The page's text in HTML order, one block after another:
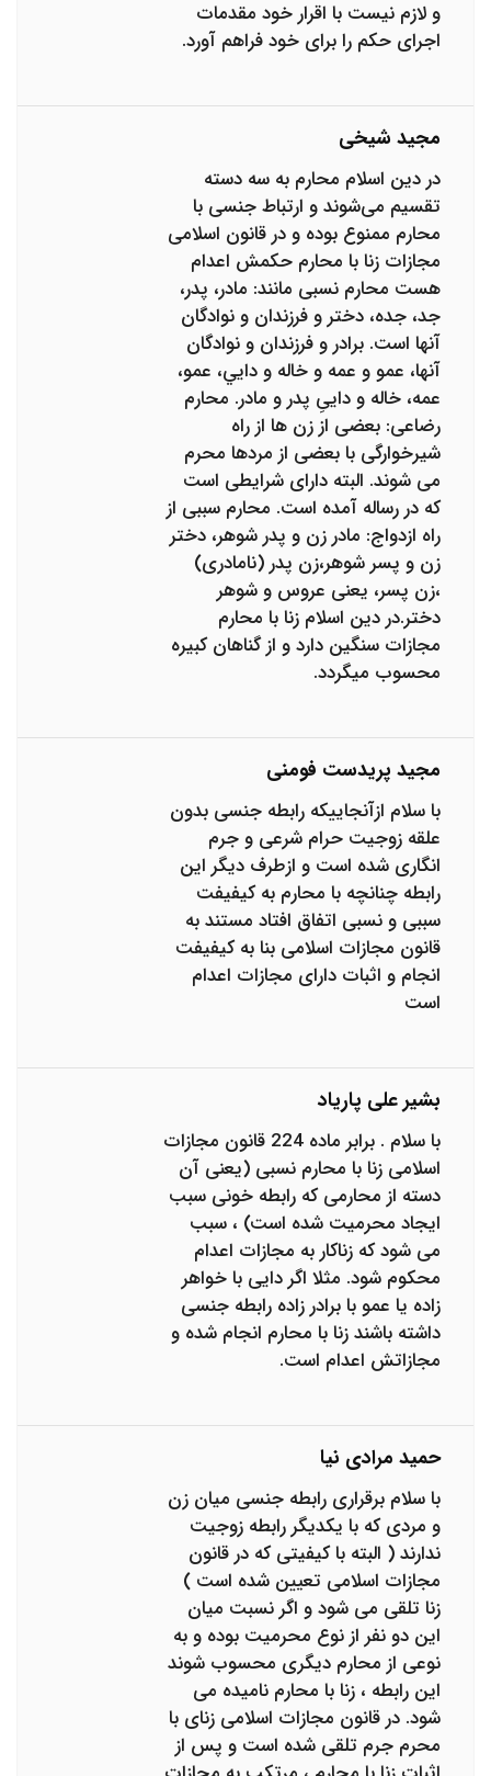
و لازم نیست با اقرار خود مقدمات
اجرای حکم را برای خود فراهم آورد.
مجید شیخی
در دین اسلام محارم به سه دسته
تقسیم می‌شوند و ارتباط جنسی با
محارم ممنوع بوده و در قانون اسلامی
مجازات زنا با محارم حکمش اعدام
هست محارم نسبی مانند: مادر، پدر،
جد، جده، دختر و فرزندان و نوادگان
آنها است. برادر و فرزندان و نوادگان
آنها، عمو و عمه و خاله و دايي، عمو،
عمه، خاله و دايىِ پدر و مادر. محارم
رضاعی: بعضى از زن ها از راه
شيرخوارگى با بعضى از مردها محرم
مى شوند. البته دارای شرایطی است
که در رساله آمده است. محارم سببی از
راه ازدواج: مادر زن و پدر شوهر، دختر
زن و پسر شوهر،زن پدر (نامادرى)
،زن پسر، يعنى عروس و شوهر
دختر.در دین اسلام زنا با محارم
مجازات سنگین دارد و از گناهان کبیره
محسوب میگردد.
مجید پریدست فومنی
با سلام ازآنجاییکه رابطه جنسی بدون
علقه زوجیت حرام شرعی و جرم
انگاری شده است و ازطرف دیگر این
رابطه چنانچه با محارم به کیفیفت
سببی و نسبی اتفاق افتاد مستند به
قانون مجازات اسلامی بنا به کیفیفت
انجام و اثبات دارای مجازات اعدام
است
بشیر علی پاریاد
با سلام . برابر ماده 224 قانون مجازات
اسلامی زنا با محارم نسبی (یعنی آن
دسته از محارمی که رابطه خونی سبب
ایجاد محرمیت شده است) ، سبب
می شود که زناکار به مجازات اعدام
محکوم شود. مثلا اگر دایی با خواهر
زاده یا عمو با برادر زاده رابطه جنسی
داشته باشند زنا با محارم انجام شده و
مجازاتش اعدام است.
حمید مرادی نیا
با سلام برقراری رابطه جنسی میان زن
و مردی که با یکدیگر رابطه زوجیت
ندارند ( البته با کیفیتی که در قانون
مجازات اسلامی تعیین شده است )
زنا تلقی می شود و اگر نسبت میان
این دو نفر از نوع محرمیت بوده و به
نوعی از محارم دیگری محسوب شوند
این رابطه ، زنا با محارم نامیده می
شود. در قانون مجازات اسلامی زنای با
محرم جرم تلقی شده است و پس از